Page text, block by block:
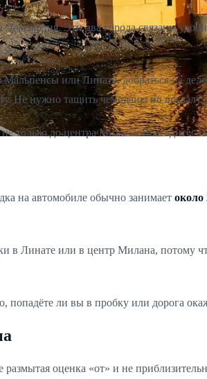
Эти два города связаны
или Линате, добраться на
Не нужно тащить чемоданы по
только до центра Милана. Вы садитесь
на автомобиле обычно занимает около
в Линате или в центр Милана, потому
попадёте ли вы в пробку или дорога
размытая оценка «от» и не